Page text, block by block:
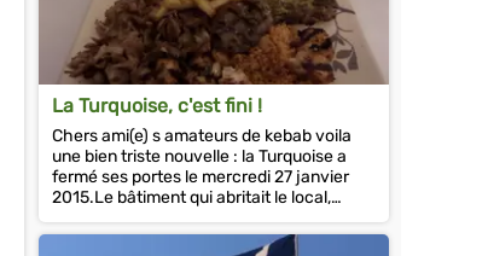
La Turquoise, c'est fini !
Chers ami(e) s amateurs de kebab voila
une bien triste nouvelle : la Turquoise a
fermé ses portes le mercredi 27 janvier
2015.Le bâtiment qui abritait le local,
depuis 1997, va...